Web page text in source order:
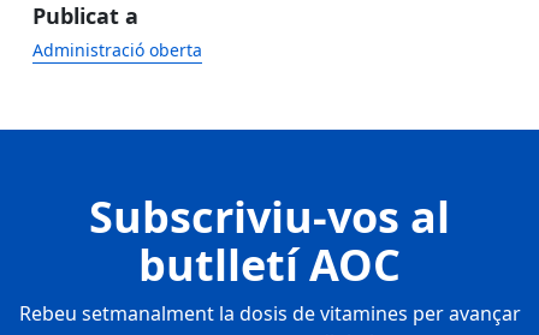
Publicat a
Administració oberta
Subscriviu-vos al
butlletí AOC
Rebeu setmanalment la dosis de vitamines per avançar